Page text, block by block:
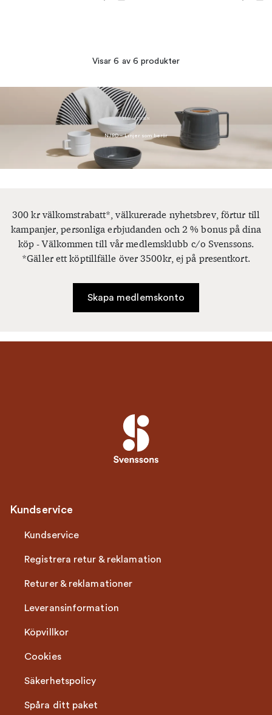
Visar 6 av 6 produkter
TILL ARTIKELN
NJRD – Linjer som berör
300 kr välkomstrabatt*, välkurerade nyhetsbrev, förtur till
kampanjer, personliga erbjudanden och 2 % bonus på dina
köp - Välkommen till vår medlemsklubb c/o Svenssons.
*Gäller ett köptillfälle över 3500kr, ej på presentkort.
Skapa medlemskonto
Kundservice
Kundservice
Registrera retur & reklamation
Returer & reklamationer
Leveransinformation
Köpvillkor
Cookies
Säkerhetspolicy
Spåra ditt paket